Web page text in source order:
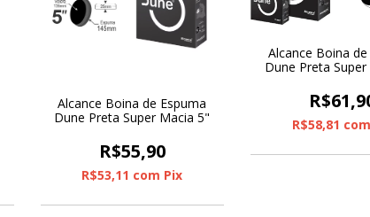
Alcance Boina de Espuma
Dune Preta Super Macia 5"
R$55,90
R$53,11 com Pix
Alcance Boina
Dune Preta
R$58,81 com